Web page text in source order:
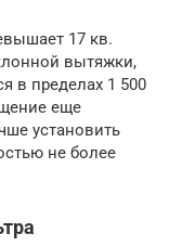
17 кв.
вытяжки,
в пределах 1 500
еще
установить
не более